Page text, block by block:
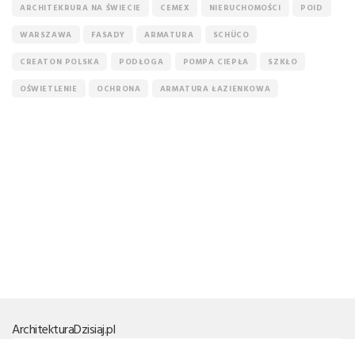
ARCHITEKRURA NA ŚWIECIE CEMEX NIERUCHOMOŚCI POID
WARSZAWA FASADY ARMATURA SCHÜCO
CREATON POLSKA PODŁOGA POMPA CIEPŁA SZKŁO
OŚWIETLENIE OCHRONA ARMATURA ŁAZIENKOWA
ArchitekturaDzisiaj.pl